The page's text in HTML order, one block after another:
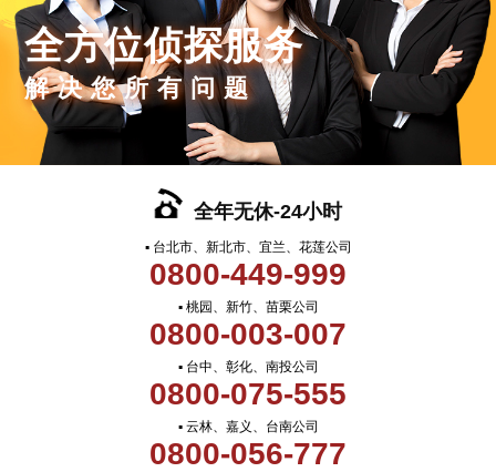
全方位侦探服务
解决您所有问题
全年无休-24小时
▪ 台北市、新北市、宜兰、花莲公司
0800-449-999
▪ 桃园、新竹、苗栗公司
0800-003-007
▪ 台中、彰化、南投公司
0800-075-555
▪ 云林、嘉义、台南公司
0800-056-777